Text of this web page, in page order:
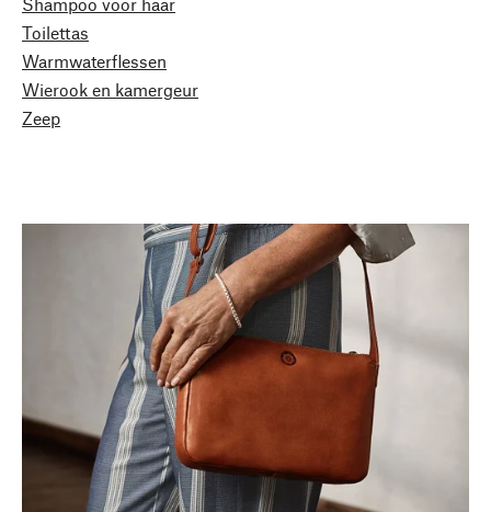
Toilettas
Warmwaterflessen
Wierook en kamergeur
Zeep